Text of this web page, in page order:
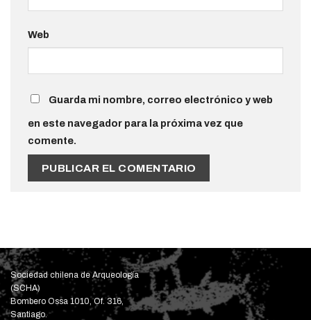
Web
Guarda mi nombre, correo electrónico y web
en este navegador para la próxima vez que
comente.
Sociedad chilena de Arqueología
(SCHA)
Bombero Ossa 1010, Of. 316,
Santiago.